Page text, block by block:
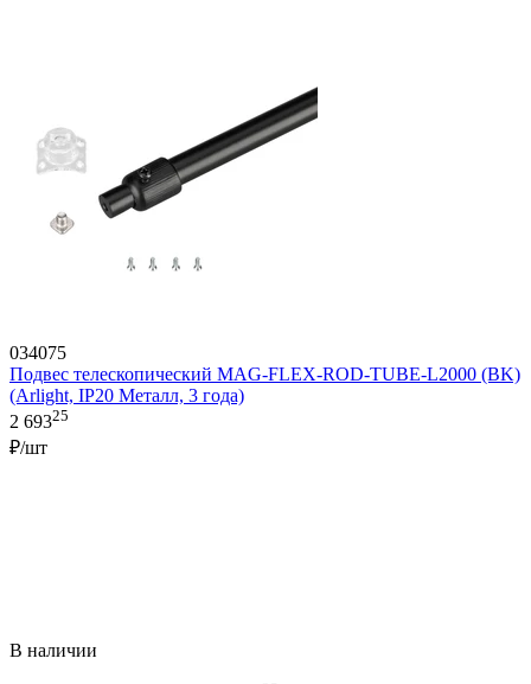
034075
Подвес телескопический MAG-FLEX-ROD-TUBE-L2000 (BK)
(Arlight, IP20 Металл, 3 года)
2 69325
₽/шт
В наличии